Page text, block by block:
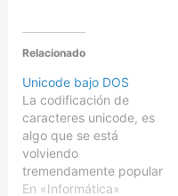
Relacionado
Unicode bajo DOS
La codificación de
caracteres unicode, es
algo que se está
volviendo
tremendamente popular
en nuestros días, sobre
En «Informática»